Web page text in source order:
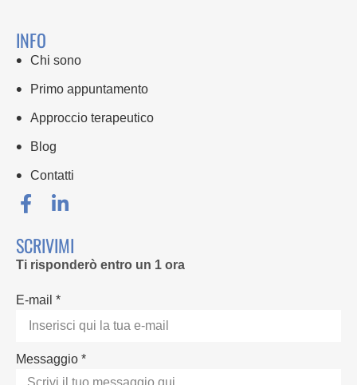
INFO
Chi sono
Primo appuntamento
Approccio terapeutico
Blog
Contatti
SCRIVIMI
Ti risponderò entro un 1 ora
E-mail *
Messaggio *